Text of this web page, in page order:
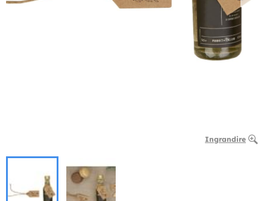
Ingrandire